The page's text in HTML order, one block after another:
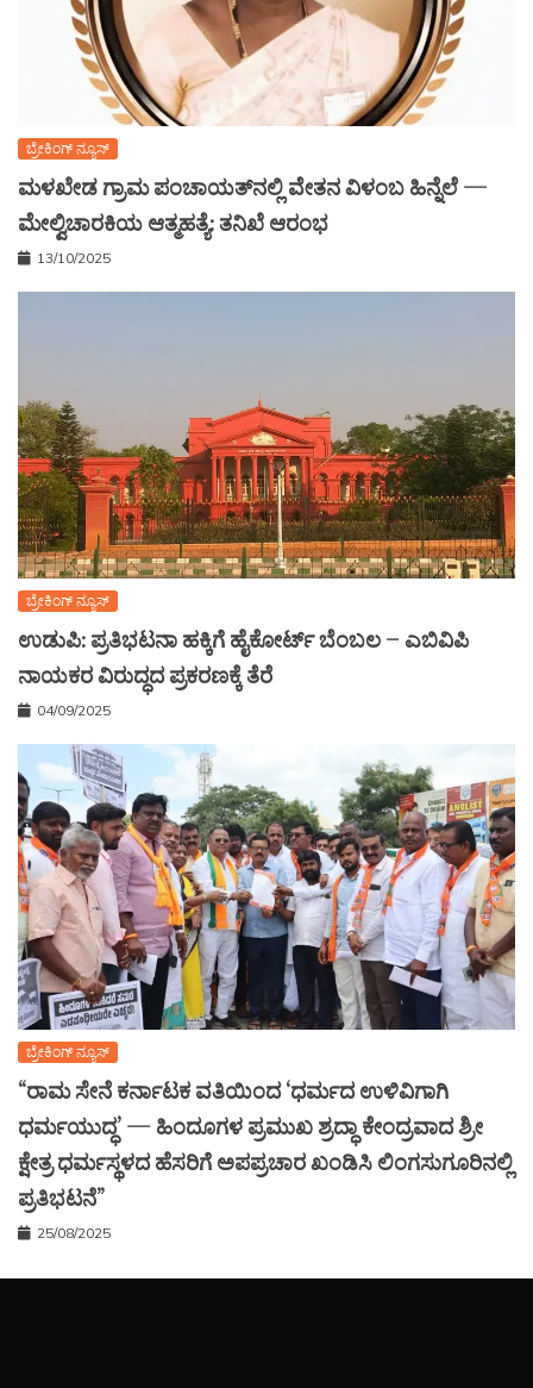
ಬ್ರೇಕಿಂಗ್ ನ್ಯೂಸ್
ಮಳಖೇಡ ಗ್ರಾಮ ಪಂಚಾಯತ್‌ನಲ್ಲಿ ವೇತನ ವಿಳಂಬ ಹಿನ್ನೆಲೆ —
ಮೇಲ್ವಿಚಾರಕಿಯ ಆತ್ಮಹತ್ಯೆ: ತನಿಖೆ ಆರಂಭ
13/10/2025
ಬ್ರೇಕಿಂಗ್ ನ್ಯೂಸ್
ಉಡುಪಿ: ಪ್ರತಿಭಟನಾ ಹಕ್ಕಿಗೆ ಹೈಕೋರ್ಟ್ ಬೆಂಬಲ – ಎಬಿವಿಪಿ
ನಾಯಕರ ವಿರುದ್ಧದ ಪ್ರಕರಣಕ್ಕೆ ತೆರೆ
04/09/2025
ಬ್ರೇಕಿಂಗ್ ನ್ಯೂಸ್
“ರಾಮ ಸೇನೆ ಕರ್ನಾಟಕ ವತಿಯಿಂದ ‘ಧರ್ಮದ ಉಳಿವಿಗಾಗಿ
ಧರ್ಮಯುದ್ಧ’ — ಹಿಂದೂಗಳ ಪ್ರಮುಖ ಶ್ರದ್ಧಾ ಕೇಂದ್ರವಾದ ಶ್ರೀ
ಕ್ಷೇತ್ರ ಧರ್ಮಸ್ಥಳದ ಹೆಸರಿಗೆ ಅಪಪ್ರಚಾರ ಖಂಡಿಸಿ ಲಿಂಗಸುಗೂರಿನಲ್ಲಿ
ಪ್ರತಿಭಟನೆ”
25/08/2025